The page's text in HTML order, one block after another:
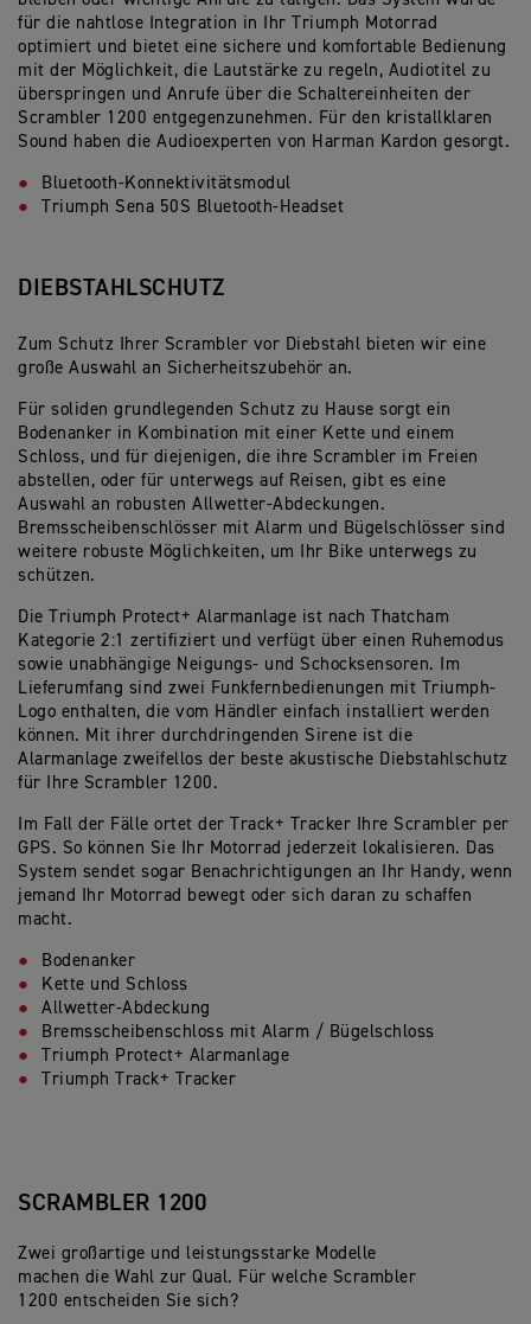
für die nahtlose Integration in Ihr Triumph Motorrad
optimiert und bietet eine sichere und komfortable Bedienung
mit der Möglichkeit, die Lautstärke zu regeln, Audiotitel zu
überspringen und Anrufe über die Schaltereinheiten der
Scrambler 1200 entgegenzunehmen. Für den kristallklaren
Sound haben die Audioexperten von Harman Kardon gesorgt.
Bluetooth-Konnektivitätsmodul
Triumph Sena 50S Bluetooth-Headset
DIEBSTAHLSCHUTZ
Zum Schutz Ihrer Scrambler vor Diebstahl bieten wir eine
große Auswahl an Sicherheitszubehör an.
Für soliden grundlegenden Schutz zu Hause sorgt ein
Bodenanker in Kombination mit einer Kette und einem
Schloss, und für diejenigen, die ihre Scrambler im Freien
abstellen, oder für unterwegs auf Reisen, gibt es eine
Auswahl an robusten Allwetter-Abdeckungen.
Bremsscheibenschlösser mit Alarm und Bügelschlösser sind
weitere robuste Möglichkeiten, um Ihr Bike unterwegs zu
schützen.
Die Triumph Protect+ Alarmanlage ist nach Thatcham
Kategorie 2:1 zertifiziert und verfügt über einen Ruhemodus
sowie unabhängige Neigungs- und Schocksensoren. Im
Lieferumfang sind zwei Funkfernbedienungen mit Triumph-
Logo enthalten, die vom Händler einfach installiert werden
können. Mit ihrer durchdringenden Sirene ist die
Alarmanlage zweifellos der beste akustische Diebstahlschutz
für Ihre Scrambler 1200.
Im Fall der Fälle ortet der Track+ Tracker Ihre Scrambler per
GPS. So können Sie Ihr Motorrad jederzeit lokalisieren. Das
System sendet sogar Benachrichtigungen an Ihr Handy, wenn
jemand Ihr Motorrad bewegt oder sich daran zu schaffen
macht.
Bodenanker
Kette und Schloss
Allwetter-Abdeckung
Bremsscheibenschloss mit Alarm / Bügelschloss
Triumph Protect+ Alarmanlage
Triumph Track+ Tracker
SCRAMBLER 1200
Zwei großartige und leistungsstarke Modelle
machen die Wahl zur Qual. Für welche Scrambler
1200 entscheiden Sie sich?